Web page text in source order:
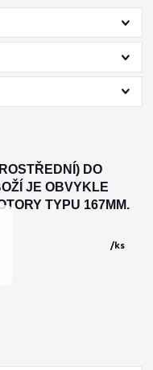
/ks
DO
JE OBVYKLE
TYPU 167MM.